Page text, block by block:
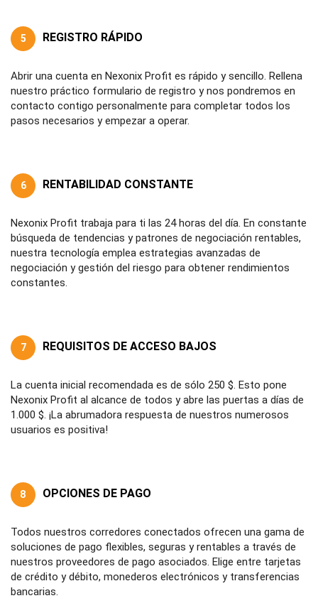
5 REGISTRO RÁPIDO
Abrir una cuenta en Nexonix Profit es rápido y sencillo. Rellena
nuestro práctico formulario de registro y nos pondremos en
contacto contigo personalmente para completar todos los
pasos necesarios y empezar a operar.
6 RENTABILIDAD CONSTANTE
Nexonix Profit trabaja para ti las 24 horas del día. En constante
búsqueda de tendencias y patrones de negociación rentables,
nuestra tecnología emplea estrategias avanzadas de
negociación y gestión del riesgo para obtener rendimientos
constantes.
7 REQUISITOS DE ACCESO BAJOS
La cuenta inicial recomendada es de sólo 250 $. Esto pone
Nexonix Profit al alcance de todos y abre las puertas a días de
1.000 $. ¡La abrumadora respuesta de nuestros numerosos
usuarios es positiva!
8 OPCIONES DE PAGO
Todos nuestros corredores conectados ofrecen una gama de
soluciones de pago flexibles, seguras y rentables a través de
nuestros proveedores de pago asociados. Elige entre tarjetas
de crédito y débito, monederos electrónicos y transferencias
bancarias.